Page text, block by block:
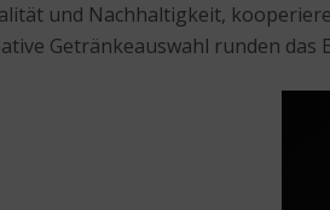
und Nachhaltigkeit,
Getränkeauswahl runden das